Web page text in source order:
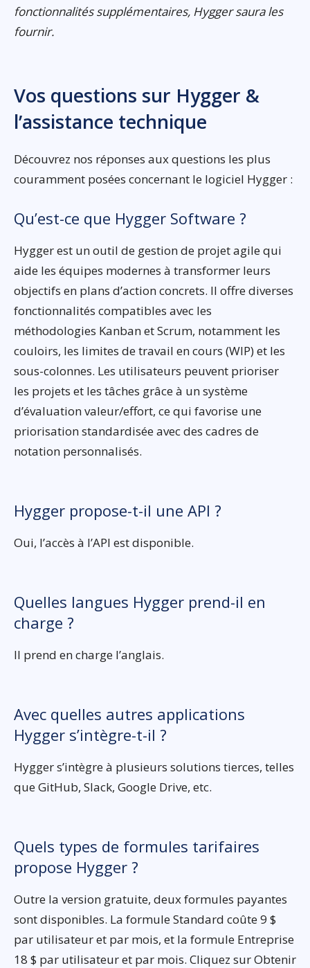
fonctionnalités supplémentaires, Hygger saura les
fournir.
Vos questions sur Hygger &
l’assistance technique
Découvrez nos réponses aux questions les plus
couramment posées concernant le logiciel Hygger :
Qu’est-ce que Hygger Software ?
Hygger est un outil de gestion de projet agile qui
aide les équipes modernes à transformer leurs
objectifs en plans d’action concrets. Il offre diverses
fonctionnalités compatibles avec les
méthodologies Kanban et Scrum, notamment les
couloirs, les limites de travail en cours (WIP) et les
sous-colonnes. Les utilisateurs peuvent prioriser
les projets et les tâches grâce à un système
d’évaluation valeur/effort, ce qui favorise une
priorisation standardisée avec des cadres de
notation personnalisés.
Hygger propose-t-il une API ?
Oui, l’accès à l’API est disponible.
Quelles langues Hygger prend-il en
charge ?
Il prend en charge l’anglais.
Avec quelles autres applications
Hygger s’intègre-t-il ?
Hygger s’intègre à plusieurs solutions tierces, telles
que GitHub, Slack, Google Drive, etc.
Quels types de formules tarifaires
propose Hygger ?
Outre la version gratuite, deux formules payantes
sont disponibles. La formule Standard coûte 9 $
par utilisateur et par mois, et la formule Entreprise
18 $ par utilisateur et par mois. Cliquez sur Obtenir